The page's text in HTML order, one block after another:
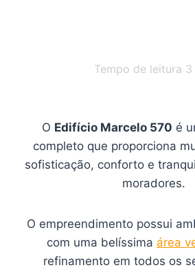
Tempo de leitura 3
O Edifício Marcelo 570 é
completo que proporciona
sofisticação, conforto e
moradores.
O empreendimento possui
com uma belíssima área
refinamento em todos os